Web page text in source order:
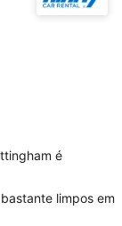
é
limpos em